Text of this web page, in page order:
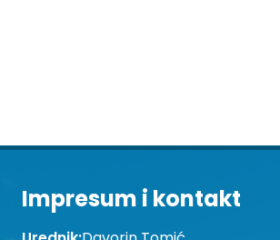
Impresum i kontakt